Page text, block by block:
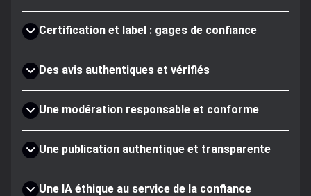
Certification et label : gages de confiance
Des avis authentiques et vérifiés
Une modération responsable et conforme
Une publication authentique et transparente
Une IA éthique au service de la confiance